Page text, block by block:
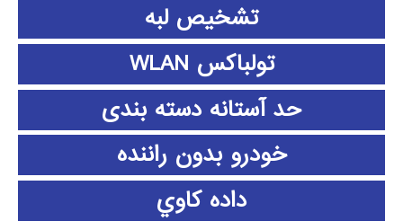
تشخیص لبه
تولباکس WLAN
حد آستانه دسته بندی
خودرو بدون راننده
داده كاوي